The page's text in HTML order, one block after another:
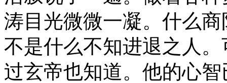
涛目光微微一凝。什么
不是什么不知进退之人
过玄帝也知道。他的心